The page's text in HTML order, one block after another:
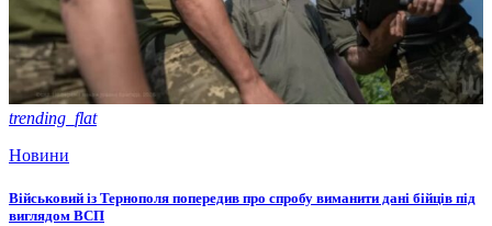
trending_flat
Новини
Військовий із Тернополя попередив про спробу виманити дані бійців під
виглядом ВСП